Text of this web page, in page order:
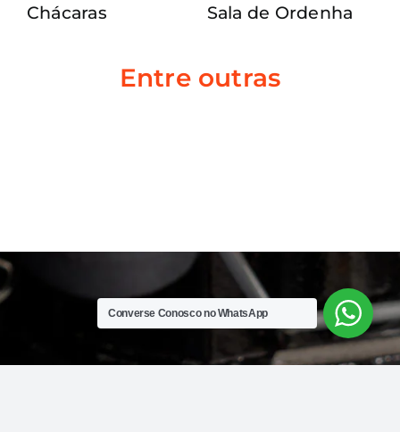
Chácaras Sala de Ordenha
Entre outras
Converse Conosco no WhatsApp